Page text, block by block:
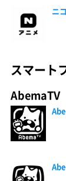
ニ
スマート
AbemaTV